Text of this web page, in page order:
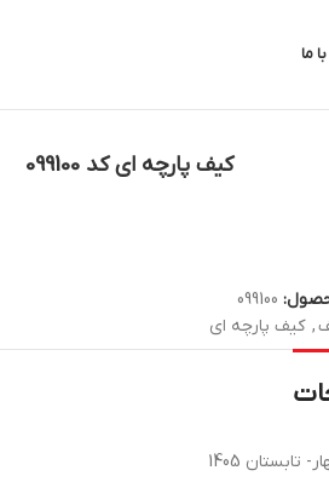
ما
کیف پارچه ای کد 099100
099100
, کیف پارچه ای
تابستان 1405